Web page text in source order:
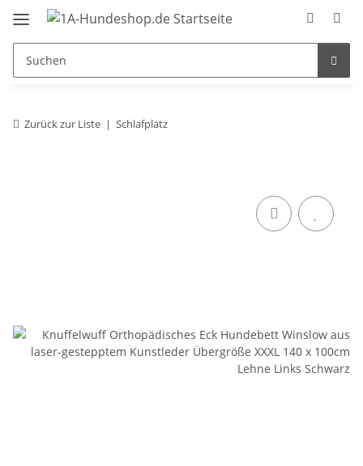
Zurück zur Liste Schlafplatz